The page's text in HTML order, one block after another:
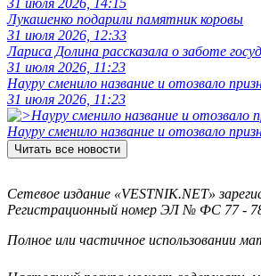
Лукашенко подарили памятник коровы
31 июля 2026, 12:33
Лариса Долина рассказала о заботе
31 июля 2026, 11:23
Науру сменило название и отозвало
31 июля 2026, 11:23
Науру сменило название и отозвало
Читать все новости
Сетевое издание «VESTNIK.NET»
Регистрационный номер ЭЛ № ФС 77 -
Полное или частичное использовании